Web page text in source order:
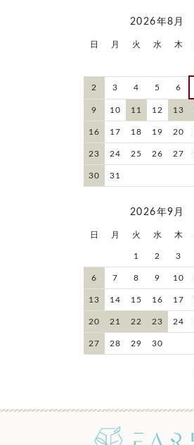
2026年8月
日 月 火 水 木
2 3 4 5 6
9 10 11 12 13
16 17 18 19 20
23 24 25 26 27
30 31
2026年9月
日 月 火 水 木
1 2 3
6 7 8 9 10
13 14 15 16 17
20 21 22 23 24
27 28 29 30